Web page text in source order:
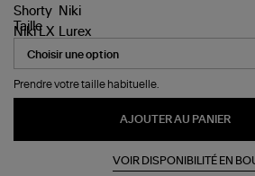
Taille
Prendre votre taille habituelle.
AJOUTER AU PANIER
VOIR DISPONIBILITÉ EN